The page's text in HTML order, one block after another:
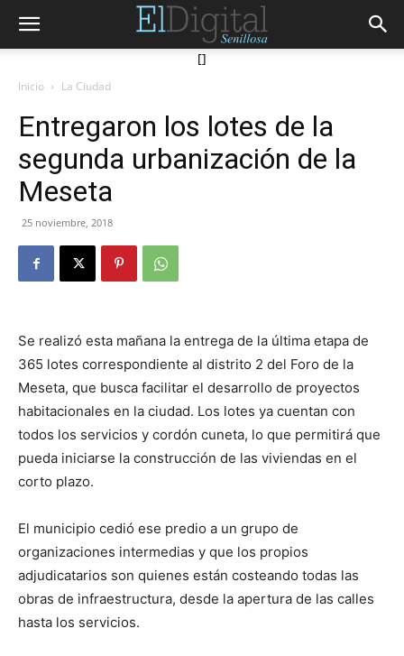
[]
Inicio La Ciudad
Entregaron los lotes de la
segunda urbanización de la
Meseta
25 noviembre, 2018
Se realizó esta mañana la entrega de la última etapa de
365 lotes correspondiente al distrito 2 del Foro de la
Meseta, que busca facilitar el desarrollo de proyectos
habitacionales en la ciudad. Los lotes ya cuentan con
todos los servicios y cordón cuneta, lo que permitirá que
pueda iniciarse la construcción de las viviendas en el
corto plazo.
El municipio cedió ese predio a un grupo de
organizaciones intermedias y que los propios
adjudicatarios son quienes están costeando todas las
obras de infraestructura, desde la apertura de las calles
hasta los servicios.